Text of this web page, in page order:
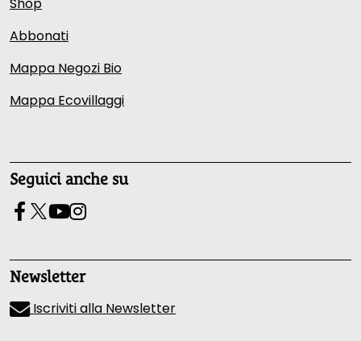
Abbonati
Mappa Negozi Bio
Mappa Ecovillaggi
Seguici anche su
Newsletter
Iscriviti alla Newsletter